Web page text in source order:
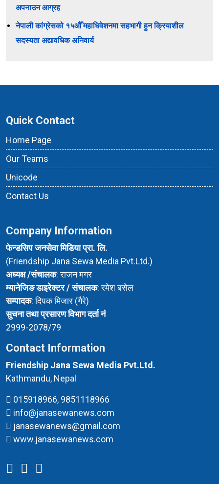
अपनाउन आग्रह
नेपाली कांग्रेसको १५औँ महाधिवेशनमा सहभागी हुन क्रियाशील
सदस्यता अद्यावधिक अनिवार्य
Quick Contact
Home Page
Our Teams
Unicode
Contact Us
Company Information
फेन्डसिप जनसेवा मिडिया प्रा. लि.
(Friendship Jana Sewa Media Pvt.Ltd.)
अध्यक्ष /संचालक: राजन मगर
म्यानेजिङ डाइरेक्टर / संचालक: रमेश बसेल
सम्पादक: दिपक मिजार (गैरे)
सुचना तथा प्रसारण विभाग दर्ता नं
2999-2078/79
Contact Information
Friendship Jana Sewa Media Pvt.Ltd.
Kathmandu, Nepal
015918966, 9851118966
info@janasewanews.com
janasewanews@gmail.com
www.janasewanews.com